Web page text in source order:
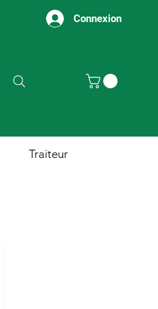
Connexion
Traiteur